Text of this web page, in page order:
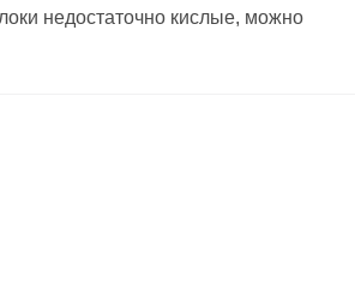
недостаточно кислые, можно